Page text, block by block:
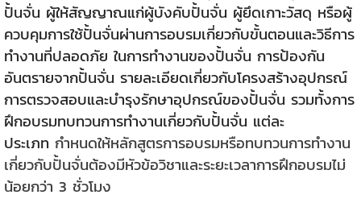
ปั้นจั่น ผู้ให้สัญญาณแก่ผู้บังคับปั้นจั่น ผู้ยึดเกาะวัสดุ หรือผู้
ควบคุมการใช้ปั้นจั่นผ่านการอบรมเกี่ยวกับขั้นตอนและวิธีการ
ทำงานที่ปลอดภัย ในการทำงานของปั้นจั่น การป้องกัน
อันตรายจากปั้นจั่น รายละเอียดเกี่ยวกับโครงสร้างอุปกรณ์
การตรวจสอบและบำรุงรักษาอุปกรณ์ของปั้นจั่น รวมทั้งการ
ฝึกอบรมทบทวนการทำงานเกี่ยวกับปั้นจั่น แต่ละ
ประเภท กำหนดให้หลักสูตรการอบรมหรือทบทวนการทำงาน
เกี่ยวกับปั้นจั่นต้องมีหัวข้อวิชาและระยะเวลาการฝึกอบรมไม่
น้อยกว่า 3 ชั่วโมง